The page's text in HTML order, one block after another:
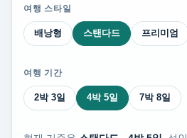
여행 스타일
배낭형 스탠다드 프리미엄
여행 기간
2박 3일 4박 5일 7박 8일